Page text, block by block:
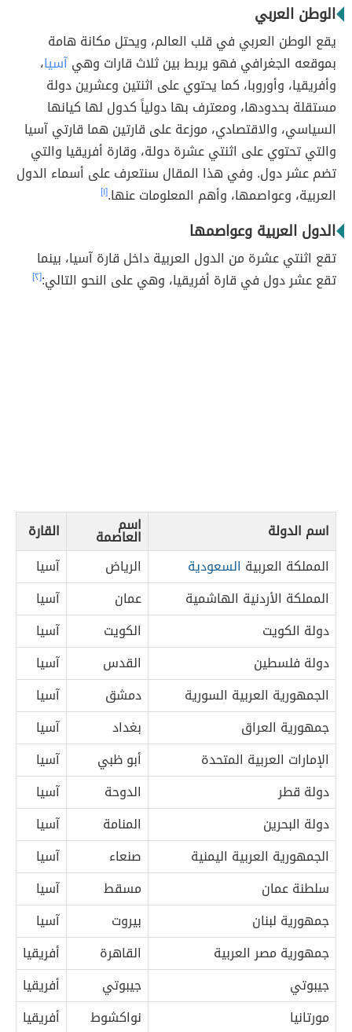
الوطن العربي
يقع الوطن العربي في قلب العالم، ويحتل مكانة هامة
بموقعه الجغرافي فهو يربط بين ثلاث قارات وهيآسيا،
وأفريقيا، وأوروبا، كما يحتوي على اثنتين وعشرين دولة
مستقلة بحدودها، ومعترف بها دولياً كدول لها كيانها
السياسي، والاقتصادي، موزعة على قارتين هما قارتي آسيا
والتي تحتوي على اثنتي عشرة دولة، وقارة أفريقيا والتي
تضم عشر دول. وفي هذا المقال سنتعرف على أسماء الدول
العربية، وعواصمها، وأهم المعلومات عنها.[١]
الدول العربية وعواصمها
تقع اثنتي عشرة من الدول العربية داخل قارة آسيا، بينما
تقع عشر دول في قارة أفريقيا، وهي على النحو التالي:[٢]
اسم الدولة اسم
العاصمة
القارة
المملكة العربية السعودية الرياض
آسيا
المملكة الأردنية الهاشمية
عمان
آسيا
دولة الكويت
الكويت
آسيا
دولة فلسطين
القدس
آسيا
الجمهورية العربية السورية
دمشق
آسيا
جمهورية العراق
بغداد
آسيا
الإمارات العربية المتحدة
أبو ظبي
آسيا
دولة قطر
الدوحة
آسيا
دولة البحرين
المنامة
آسيا
الجمهورية العربية اليمنية
صنعاء
آسيا
سلطنة عمان
مسقط
آسيا
جمهورية لبنان
بيروت
آسيا
جمهورية مصر العربية
القاهرة
أفريقيا
جيبوتي
جيبوتي
أفريقيا
مورتانيا
نواكشوط أفريقيا